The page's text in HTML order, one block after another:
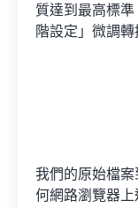
質達到最高標
階設定」微調
我們的原始檔
何網路瀏覽器